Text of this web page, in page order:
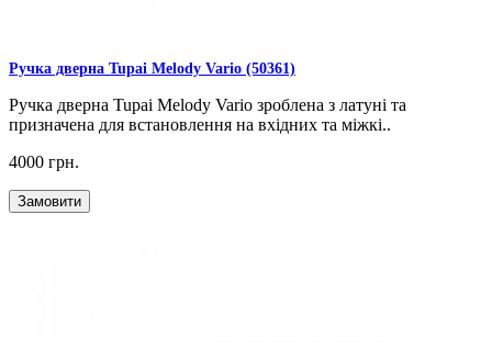
Ручка дверна Tupai Melody Vario (50361)
Ручка дверна Tupai Melody Vario зроблена з латуні та
призначена для встановлення на вхідних та міжкі..
4000 грн.
Замовити